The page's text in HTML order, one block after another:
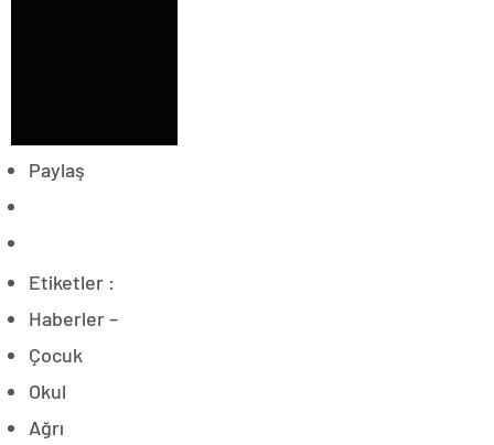
Paylaş
Etiketler :
Haberler –
Çocuk
Okul
Ağrı